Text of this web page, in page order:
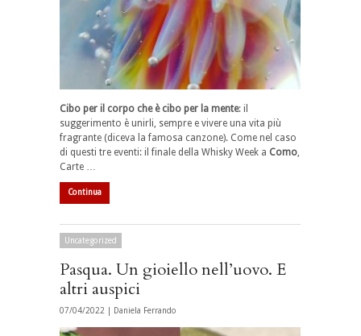
Cibo per il corpo che è cibo per la mente: il
suggerimento è unirli, sempre e vivere una vita più
fragrante (diceva la famosa canzone). Come nel caso
di questi tre eventi: il finale della Whisky Week a Como,
Carte …
Continua
Uncategorized
Pasqua. Un gioiello nell’uovo. E
altri auspici
07/04/2022 | Daniela Ferrando